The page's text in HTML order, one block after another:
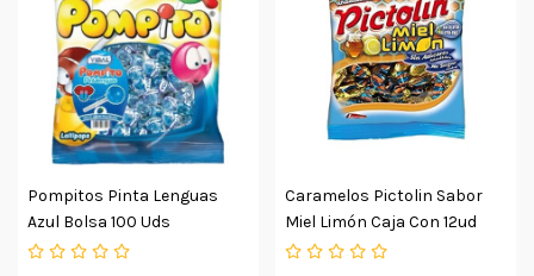
Pompitos Pinta Lenguas
Azul Bolsa 100 Uds
Caramelos Pictolin Sabor
Miel Limón Caja Con 12ud